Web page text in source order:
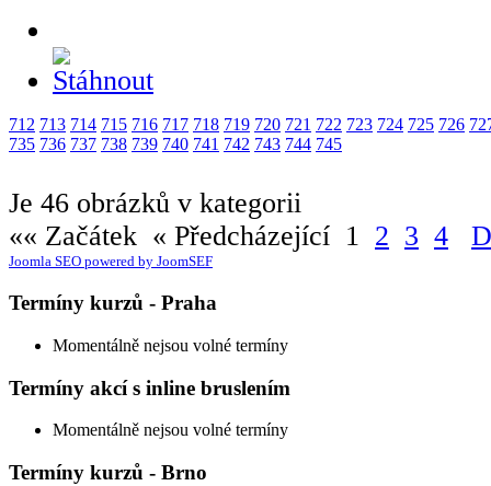
712 713 714 715 716 717 718 719 720 721 722 723 724 725 726
735 736 737 738 739 740 741 742 743 744 745
Je 46 obrázků v kategorii
«« Začátek « Předcházející 1 2 3 4
Joomla SEO powered by JoomSEF
Termíny kurzů - Praha
Momentálně nejsou volné termíny
Termíny akcí s inline bruslením
Momentálně nejsou volné termíny
Termíny kurzů - Brno